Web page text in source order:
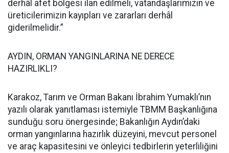
derhâl afet bölgesi ilan edilmeli, vatandaşlarımızın ve
üreticilerimizin kayıpları ve zararları derhâl
giderilmelidir.”
AYDIN, ORMAN YANGINLARINA NE DERECE
HAZIRLIKLI?
Karakoz, Tarım ve Orman Bakanı İbrahim Yumaklı’nın
yazılı olarak yanıtlaması istemiyle TBMM Başkanlığına
sunduğu soru önergesinde; Bakanlığın Aydın’daki
orman yangınlarına hazırlık düzeyini, mevcut personel
ve araç kapasitesini ve önleyici tedbirlerin yeterliliğini